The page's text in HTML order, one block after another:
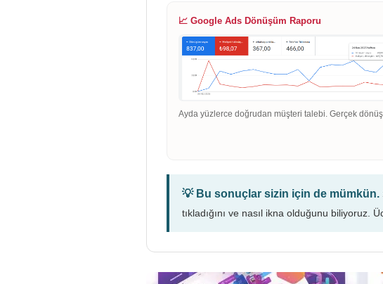
📈 Google Ads Dönüşüm Raporu
Ayda yüzlerce doğrudan müşteri talebi. Gerçek
💡 Bu sonuçlar sizin için de mümkün.
tıkladığını ve nasıl ikna olduğunu biliyoruz.